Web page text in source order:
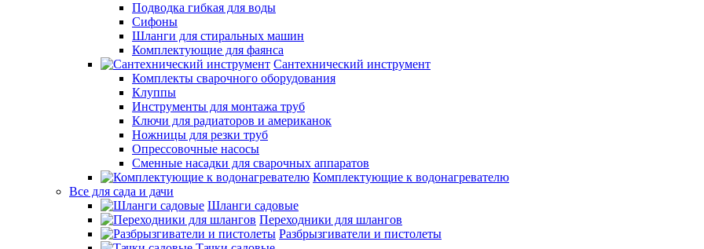
Подводка гибкая для воды
Сифоны
Шланги для стиральных машин
Комплектующие для фаянса
Сантехнический инструмент
Комплекты сварочного оборудования
Клуппы
Инструменты для монтажа труб
Ключи для радиаторов и американок
Ножницы для резки труб
Опрессовочные насосы
Сменные насадки для сварочных аппаратов
Комплектующие к водонагревателю
Все для сада и дачи
Шланги садовые
Переходники для шлангов
Разбрызгиватели и пистолеты